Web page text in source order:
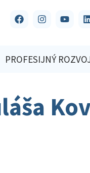
PROFESIJNÝ